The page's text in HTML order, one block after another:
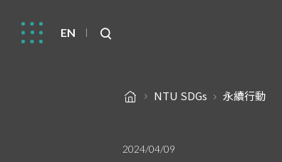
EN
NTU SDGs 永續行動
2024/04/09